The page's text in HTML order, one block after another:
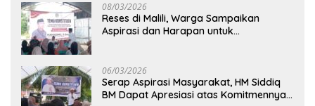
08/03/2026
Reses di Malili, Warga Sampaikan
Aspirasi dan Harapan untuk
06/03/2026
Serap Aspirasi Masyarakat, HM Siddiq
BM Dapat Apresiasi atas Komitmennya